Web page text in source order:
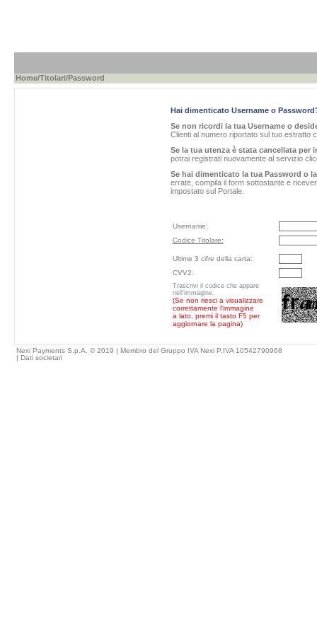
Home/Titolari/Password
Hai dimenticato Username o
Se non ricordi la tua Username o
Clienti al numero riportato sul tuo estratto
Se la tua utenza è stata cancellata per
potrai registrati nuovamente al servizio
Se hai dimenticato la tua Password o
errate, compila il form sottostante e
impostato sul Portale.
Username:
Codice Titolare:
Ultime 3 cifre della carta:
CVV2:
Trascrivi il codice che appare
nell'immagine.
(Se non riesci a visualizzare
correttamente l'immagine
a lato, premi il tasto F5 per
aggiornare la pagina)
Nexi Payments S.p.A. © 2019 | Membro del Gruppo IVA Nexi P.IVA 10542790968
| Dati societari